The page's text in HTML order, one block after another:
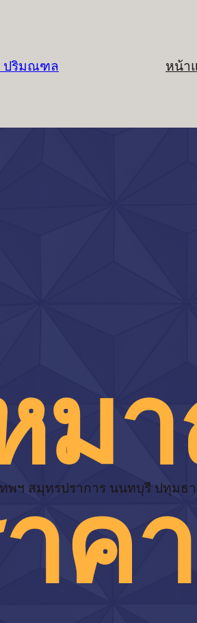
ปริมณฑล หน้า
ม
ทพฯ สมุทรปราการ นนทบุรี ปทุมธ
ค